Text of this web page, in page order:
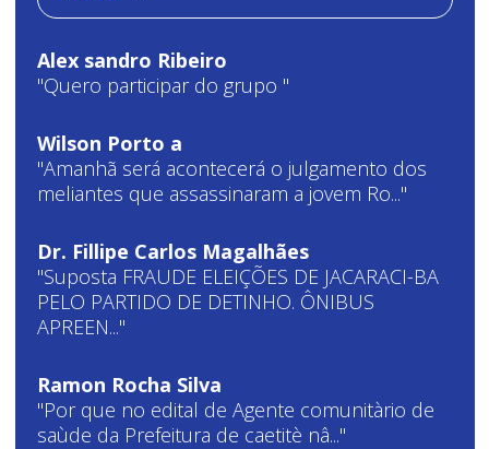
Alex sandro Ribeiro
"Quero participar do grupo "
Wilson Porto a
"Amanhã será acontecerá o julgamento dos
meliantes que assassinaram a jovem Ro..."
Dr. Fillipe Carlos Magalhães
"Suposta FRAUDE ELEIÇÕES DE JACARACI-BA
PELO PARTIDO DE DETINHO. ÔNIBUS
APREEN..."
Ramon Rocha Silva
"Por que no edital de Agente comunitàrio de
saùde da Prefeitura de caetitè nâ..."